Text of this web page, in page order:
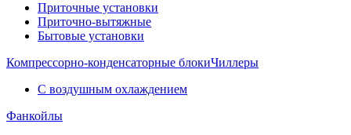
Приточные установки
Приточно-вытяжные
Бытовые установки
Компрессорно-конденсаторные блокиЧиллеры
С воздушным охлаждением
Фанкойлы